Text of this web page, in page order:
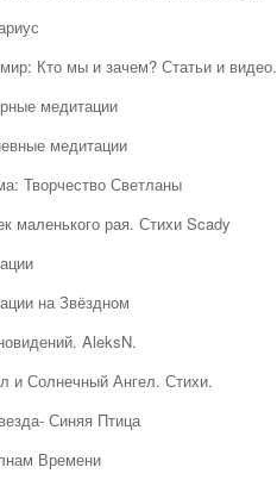
Кто мы и зачем? Статьи и видео.
медитации
медитации
Творчество Светланы
маленького рая. Стихи Scady
на Звёздном
AleksN.
и Солнечный Ангел. Стихи.
Синяя Птица
Времени